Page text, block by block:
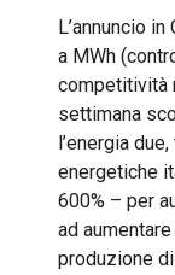
L’annuncio
a MWh
competitività
settimana
l’energia
energetiche
600% – per
ad
produzione